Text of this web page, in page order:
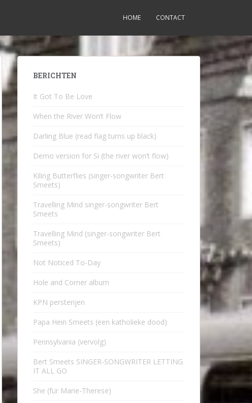
HOME CONTACT
BERICHTEN
It Got To Be Love
When the River Won’t Flow
Darling Blue (read flag turns up black)
Demo version for Si (the river won’t flow)
Kiling Butterflies (singer-songwriter Bert
Smeets)
Travelling Mind singer-songwriter Bert
Smeets
Travelling Mind (singer-songwriter Bert
Smeets)
Not Noticed To-Day
Hole and Corner album
KPN persterijen
Papa Hein Smeets (een katholieke dood)
Pennsylvania (vervolg)
Bert Smeets SINGER-SONGWRITER LETTING
IT ALL GO
She (für Marie-Therese)